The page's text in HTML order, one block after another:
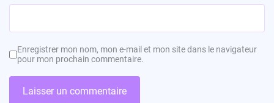
Enregistrer mon nom, mon e-mail et mon site dans le navigateur
pour mon prochain commentaire.